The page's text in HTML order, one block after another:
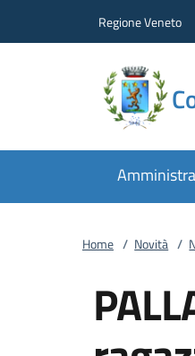
Regione Veneto
Home / Novità /